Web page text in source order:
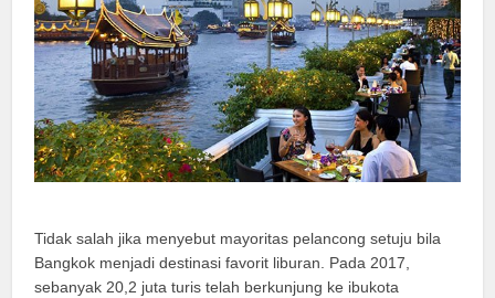
Tidak salah jika menyebut mayoritas pelancong setuju bila
Bangkok menjadi destinasi favorit liburan. Pada 2017,
sebanyak 20,2 juta turis telah berkunjung ke ibukota